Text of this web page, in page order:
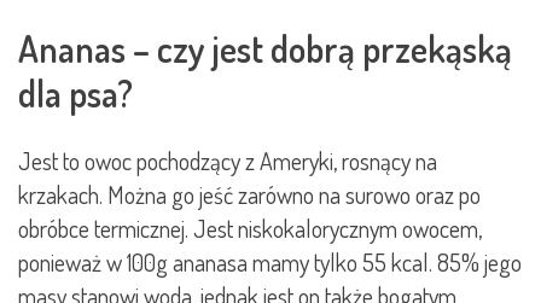
Ananas – czy jest dobrą przekąską
dla psa?
Jest to owoc pochodzący z Ameryki, rosnący na
krzakach. Można go jeść zarówno na surowo oraz po
obróbce termicznej. Jest niskokalorycznym owocem,
ponieważ w 100g ananasa mamy tylko 55 kcal. 85% jego
masy stanowi woda, jednak jest on także bogatym